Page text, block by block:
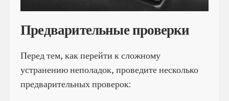
Предварительные проверки
Перед тем, как перейти к сложному
устранению неполадок, проведите несколько
предварительных проверок: